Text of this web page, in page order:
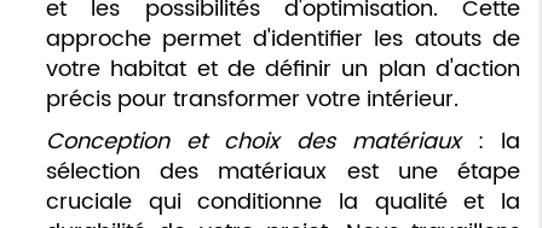
et les possibilités d'optimisation. Cette
approche permet d'identifier les atouts de
votre habitat et de définir un plan d'action
précis pour transformer votre intérieur.
Conception et choix des matériaux: la
sélection des matériaux est une étape
cruciale qui conditionne la qualité et la